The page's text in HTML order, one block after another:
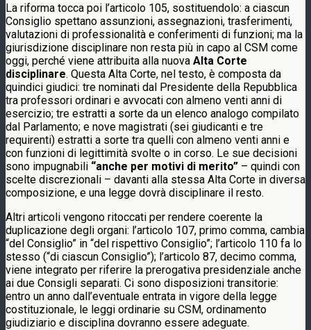
La riforma tocca poi l’articolo 105, sostituendolo: a ciascun
Consiglio spettano assunzioni, assegnazioni, trasferimenti,
valutazioni di professionalità e conferimenti di funzioni; ma la
giurisdizione disciplinare non resta più in capo al CSM come
oggi, perché viene attribuita alla nuova Alta Corte
disciplinare. Questa Alta Corte, nel testo, è composta da
quindici giudici: tre nominati dal Presidente della Repubblica
tra professori ordinari e avvocati con almeno venti anni di
esercizio; tre estratti a sorte da un elenco analogo compilato
dal Parlamento; e nove magistrati (sei giudicanti e tre
requirenti) estratti a sorte tra quelli con almeno venti anni e
con funzioni di legittimità svolte o in corso. Le sue decisioni
sono impugnabili “anche per motivi di merito” – quindi con
scelte discrezionali – davanti alla stessa Alta Corte in diversa
composizione, e una legge dovrà disciplinare il resto.
Altri articoli vengono ritoccati per rendere coerente la
duplicazione degli organi: l’articolo 107, primo comma, cambia
“del Consiglio” in “del rispettivo Consiglio”; l’articolo 110 fa lo
stesso (“di ciascun Consiglio”); l’articolo 87, decimo comma,
viene integrato per riferire la prerogativa presidenziale anche
ai due Consigli separati. Ci sono disposizioni transitorie:
entro un anno dall’eventuale entrata in vigore della legge
costituzionale, le leggi ordinarie su CSM, ordinamento
giudiziario e disciplina dovranno essere adeguate.